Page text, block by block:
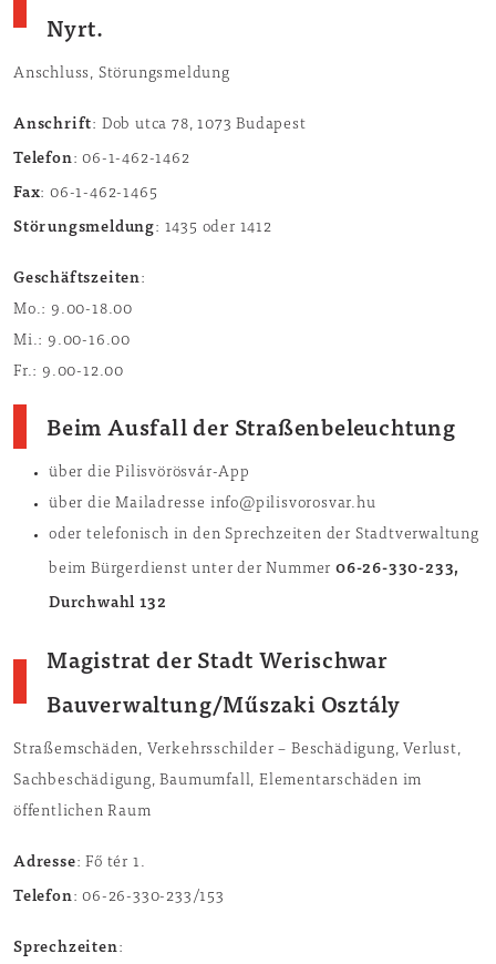
Nyrt.
Anschluss, Störungsmeldung
Anschrift: Dob utca 78, 1073 Budapest
Telefon: 06-1-462-1462
Fax: 06-1-462-1465
Störungsmeldung: 1435 oder 1412
Geschäftszeiten:
Mo.: 9.00-18.00
Mi.: 9.00-16.00
Fr.: 9.00-12.00
Beim Ausfall der Straßenbeleuchtung
über die Pilisvörösvár-App
über die Mailadresse info@pilisvorosvar.hu
oder telefonisch in den Sprechzeiten der Stadtverwaltung
beim Bürgerdienst unter der Nummer06-26-330-233,
Durchwahl 132
Magistrat der Stadt Werischwar
Bauverwaltung/Műszaki Osztály
Straßemschäden, Verkehrsschilder – Beschädigung, Verlust,
Sachbeschädigung, Baumumfall, Elementarschäden im
öffentlichen Raum
Adresse: Fő tér 1.
Telefon: 06-26-330-233/153
Sprechzeiten: